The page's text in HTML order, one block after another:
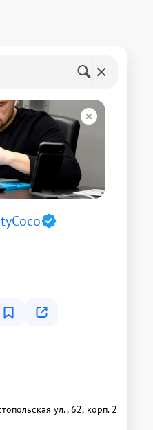
ул., 62, корп. 2